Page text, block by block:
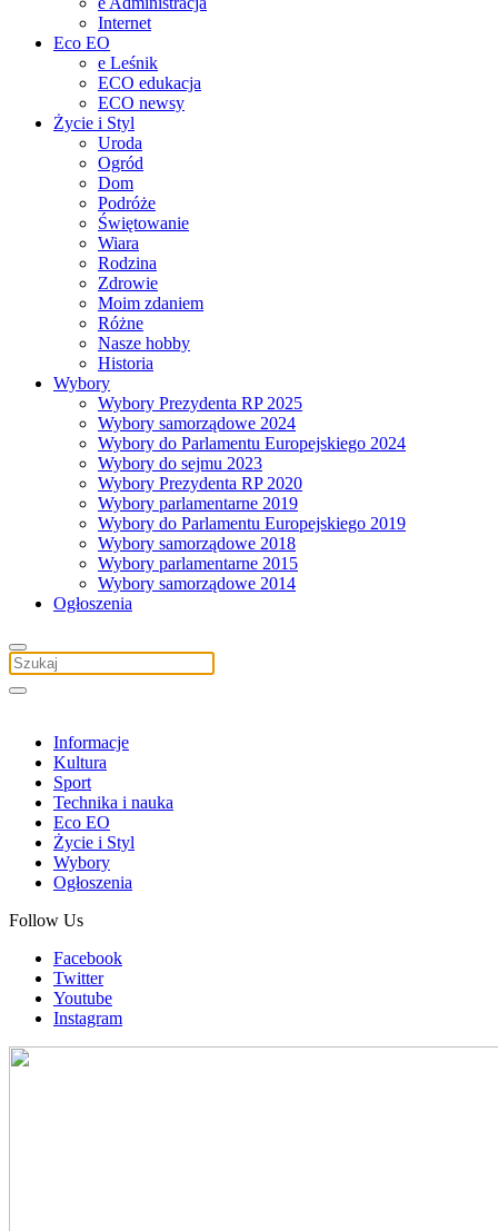
Internet
Eco EO
e Leśnik
ECO edukacja
ECO newsy
Życie i Styl
Uroda
Ogród
Dom
Podróże
Świętowanie
Wiara
Rodzina
Zdrowie
Moim zdaniem
Różne
Nasze hobby
Historia
Wybory
Wybory Prezydenta RP 2025
Wybory samorządowe 2024
Wybory do Parlamentu Europejskiego 2024
Wybory do sejmu 2023
Wybory Prezydenta RP 2020
Wybory parlamentarne 2019
Wybory do Parlamentu Europejskiego 2019
Wybory samorządowe 2018
Wybory parlamentarne 2015
Wybory samorządowe 2014
Ogłoszenia
Informacje
Kultura
Sport
Technika i nauka
Eco EO
Życie i Styl
Wybory
Ogłoszenia
Follow Us
Facebook
Twitter
Youtube
Instagram